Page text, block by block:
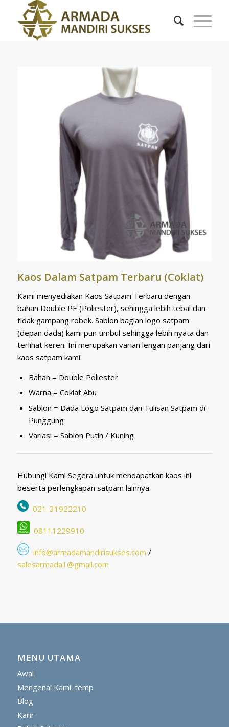
Kaos Dalam Satpam Terbaru (Coklat)
Kami menyediakan Kaos Satpam Terbaru dengan
bahan Double PE (Poliester), sehingga lebih tebal dan
tidak gampang robek. Sablon bagian logo satpam
(depan dada) kami pun timbul sehingga lebih nyata dan
terlihat keren. Ini merupakan varian lengan panjang dari
kaos satpam kami.
Bahan = Double Poliester
Warna = Coklat Abu
Sablon = Dada Logo Satpam dan Tulisan Satpam di
Punggung
Variasi = Sablon Putih / Kuning
Hubungi Kami Segera untuk mendapatkan kaos ini
beserta perlengkapan satpam lainnya.
021-31922210
08111229910
info@armadamandirisukses.com /
salesarmada1@gmail.com
MENU UTAMA
Awal
Mengenai Kami_temp
Blog
Karir